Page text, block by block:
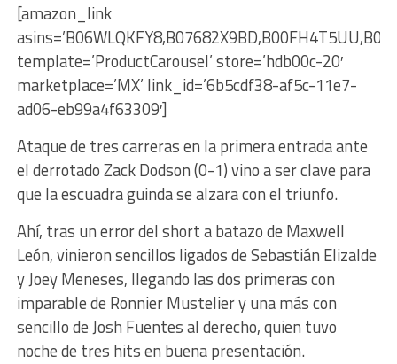
[amazon_link
template=’ProductCarousel’ store=’hdb00c-20′
marketplace=’MX’ link_id=’6b5cdf38-af5c-11e7-
ad06-eb99a4f63309′]
Ataque de tres carreras en la primera entrada ante
el derrotado Zack Dodson (0-1) vino a ser clave para
que la escuadra guinda se alzara con el triunfo.
Ahí, tras un error del short a batazo de Maxwell
León, vinieron sencillos ligados de Sebastián Elizalde
y Joey Meneses, llegando las dos primeras con
imparable de Ronnier Mustelier y una más con
sencillo de Josh Fuentes al derecho, quien tuvo
noche de tres hits en buena presentación.